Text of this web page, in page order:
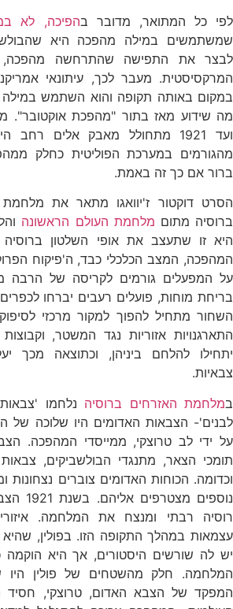
לפי כל המתואר, מדובר בהפיכה, לא
שמשתמשים במילה מהפכה היא
לבצר את התפישה שהתרחשה מהפכה,
המרקסיסטית. מעבר לכך, עיתונאי
במקום באותה תקופה והוא השתמש
ועד 1921 מתחולל מאבק אלים
מהגורמים במערכת הפוליטית כחלק
ברור אם כך זה באמת.
הסרט דוקטור ז'יוואגו מתאר את
ברוסיה מתום מלחמת העולם הראשונה
היא זו שתעצב את אופי השלטון
המהפכה, המצב הכלכלי כבד, ה'פיקוח
על המפעלים גורמים לקריסה של
בריחת מוחות, פועלים רעבים יברחו
השחור מתחיל להפוך למקור מרכזי לסיפוק
התארגנויות אזוריות נגד המשטר,
יתחילו להלחם ביניהן, וכתוצאה מכך
צבאיות.
במלחמת האזרחים ברוסיה נלחמו
לבנים'- הצבאות האדומים היו שלוכה של
על ידי לב טרוצקי, ממייסדי המהפכה.
תומכי הצאר, מתנגדי הבולשביקים,
וכדומה. הכוחות האדומים צוברים נצחונות
רוסיה רבתי ומנצח את המלחמה.
עצמאות במהלך התקופה הזו. בפולין,
יש לה שורשים היסטורים, אך היא הוקמה
המלחמה. חלק מהשטחים של פולין היו
המפקד של הצבא האדום, טרוצקי,